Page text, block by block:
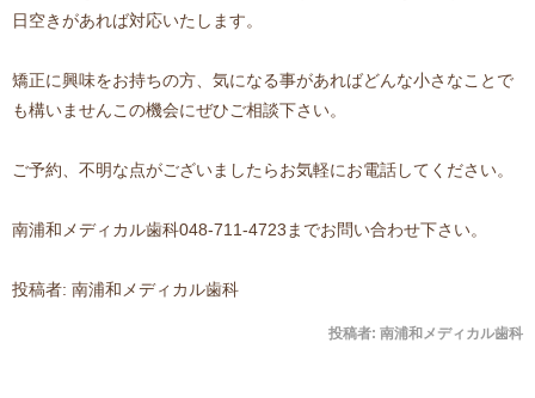
日空きがあれば対応いたします。
矯正に興味をお持ちの方、気になる事があればどんな小さなことで
も構いませんこの機会にぜひご相談下さい。
ご予約、不明な点がございましたらお気軽にお電話してください。
南浦和メディカル歯科048-711-4723までお問い合わせ下さい。
投稿者: 南浦和メディカル歯科
投稿者: 南浦和メディカル歯科